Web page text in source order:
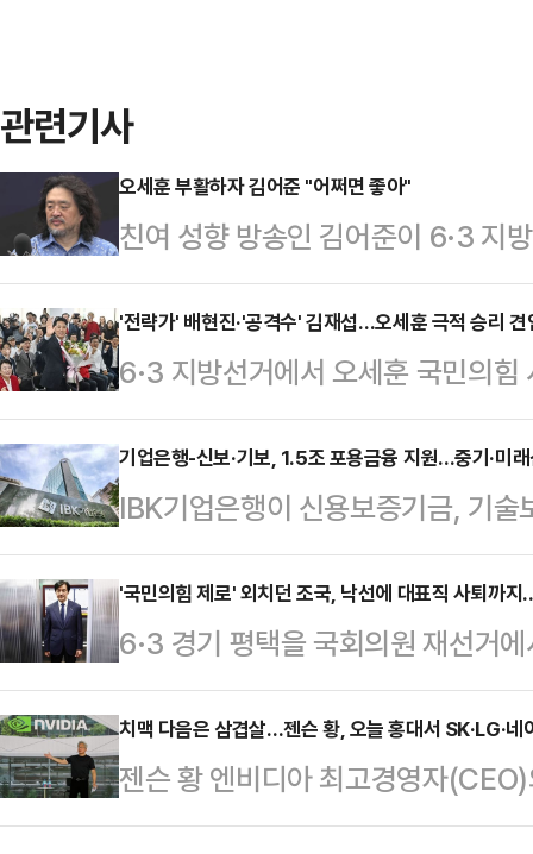
관련기사
오세훈 부활하자 김어준 "어쩌면 좋아"
친여 성향 방송인 김어준이 6·3 지
장 선거 개표 중 오세훈 국민의힘
자 "어쩌면 좋아"라고 탄식했다.김
다 뉴스공장'에서 개표 상황을 분석
이같이 말했다.이어 "이렇게 되면
가 2명이나 살아 돌아오는 셈"이라
대선 후보급이 낙선하게 되는 것"
지율이 넉넉…
'전략가' 배현진·'공격수' 김재섭…오세훈 극적 승리
6·3 지방선거에서 오세훈 국민의
리를 거둔 가운데 선거 과정에서 자
로 나섰던 배현진 서울시당위원장
재조명되고 있다. 오 당선인의 '전
과 '공격수' 역할을 톡톡히 해낸 김
하며 의미 있는 성과를 거뒀다는
딩 내 선거 캠프에서 당선이 확정된
세난이 끝나기를 바라는…
기업은행-신보·기보, 1.5조 포용금융 지원…중기·미
IBK기업은행이 신용보증기금, 기
모의 포용·생산적 금융 지원에 나
증기금과 '포용 및 생산적 금융 확
총 1조5000억원 규모의 금융지원
책 사각지대에 놓인 중소기업과 미
원을 확대하기 위한 것으로, 포용
나눠 운영된다.포용금융은 소기업,
장비 기업, 사업…
'국민의힘 제로' 외치던 조국, 낙선에 대표직 사퇴까
6·3 경기 평택을 국회의원 재선거
유의동 당선인에게 밀려 낙선한 데
지 내려놓으면서 혁신당이 중대 기
견제의 선봉을 자처했던 조국 대표
그 책임을 지고 당대표직에서도 물
치맥 다음은 삼겹살…젠슨 황, 오늘 홍대서 SK·LG·네
젠슨 황 엔비디아 최고경영자
로 옮겨간다. 지난해 '깐부회동'에